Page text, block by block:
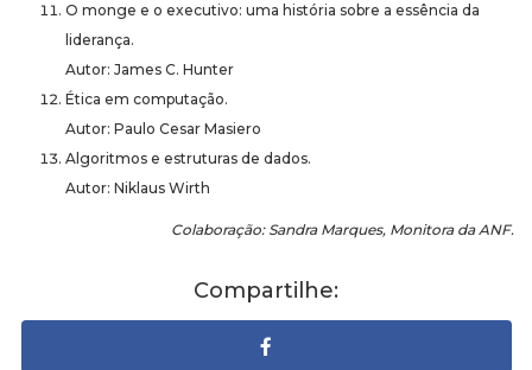
O monge e o executivo: uma história sobre a essência da
liderança.
Autor: James C. Hunter
Ética em computação.
Autor: Paulo Cesar Masiero
Algoritmos e estruturas de dados.
Autor: Niklaus Wirth
Colaboração: Sandra Marques, Monitora da ANF.
Compartilhe: